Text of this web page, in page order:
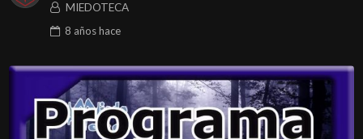
MIEDOTECA
8 añoshace